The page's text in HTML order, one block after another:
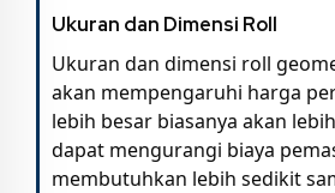
Ukuran dan Dimensi Roll
Ukuran dan dimensi roll
akan mempengaruhi harga
lebih besar biasanya akan
dapat mengurangi biaya
membutuhkan lebih sedikit